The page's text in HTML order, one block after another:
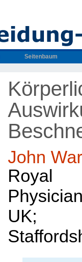
Seitenbaum
John
Royal
UK;